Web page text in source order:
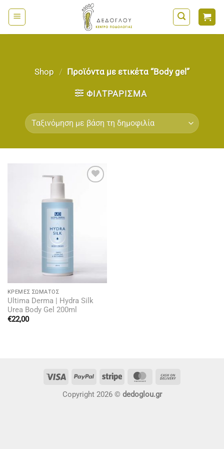
Μετάβαση
στο
περιεχόμενο
Shop / Προϊόντα με ετικέτα “Body gel”
ΦΙΛΤΡΆΡΙΣΜΑ
ΚΡΈΜΕΣ ΣΏΜΑΤΟΣ
Ultima Derma | Hydra Silk
Urea Body Gel 200ml
€22,00
Visa PayPal Stripe MasterCard
Copyright 2026 © dedoglou.gr